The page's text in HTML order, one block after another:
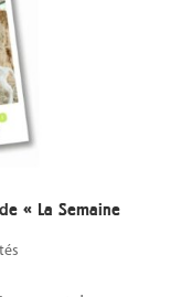
« La Semaine